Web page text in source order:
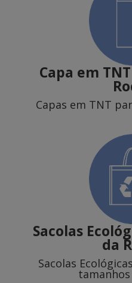
Capa em
Capas em TNT
Sacolas
da
Sacolas